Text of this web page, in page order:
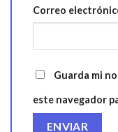
Correo
Guarda mi
este navegador